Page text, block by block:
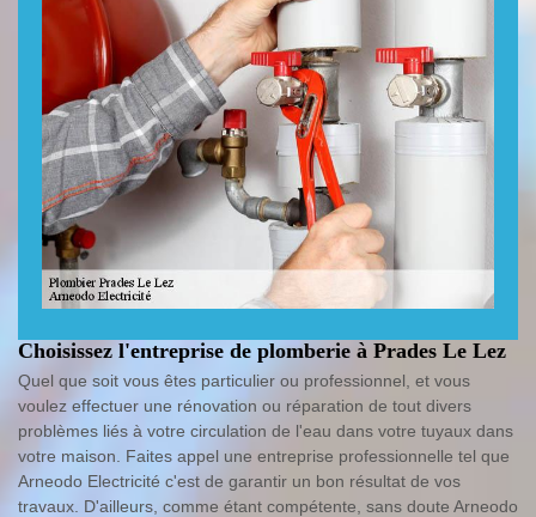
Choisissez l'entreprise de plomberie à Prades Le Lez
Quel que soit vous êtes particulier ou professionnel, et vous
voulez effectuer une rénovation ou réparation de tout divers
problèmes liés à votre circulation de l'eau dans votre tuyaux dans
votre maison. Faites appel une entreprise professionnelle tel que
Arneodo Electricité c'est de garantir un bon résultat de vos
travaux. D'ailleurs, comme étant compétente, sans doute Arneodo